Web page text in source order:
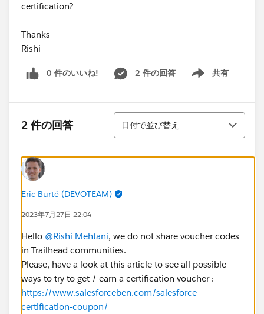
certification?
Thanks
Rishi
0 件のいいね! 2 件の回答 共有
Show menu
2 件の回答
並び替え
日付で並び替え
Eric Burté (DEVOTEAM)
2023年7月27日 22:04
Hello @Rishi Mehtani, we do not share voucher codes
in Trailhead communities.
Please, have a look at this article to see all possible
ways to try to get / earn a certification voucher :
https://www.salesforceben.com/salesforce-
certification-coupon/